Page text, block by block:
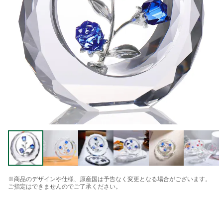
※商品のデザインや仕様、原産国は予告なく変更となる場合がございます。
ご指定はできませんのでご了承ください。